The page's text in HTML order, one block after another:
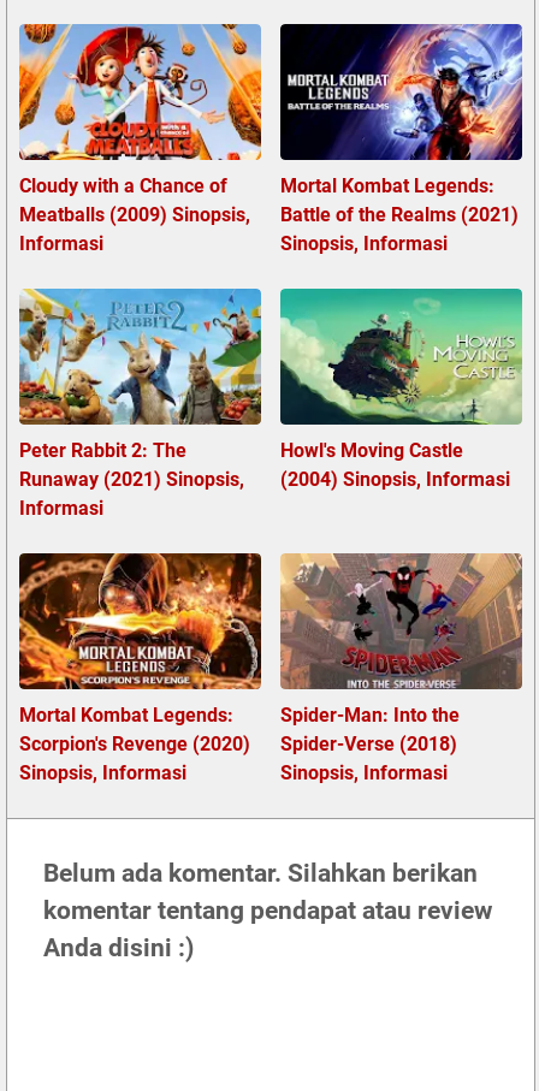
Cloudy with a Chance of
Meatballs (2009) Sinopsis,
Informasi
Mortal Kombat Legends:
Battle of the Realms (2021)
Sinopsis, Informasi
Peter Rabbit 2: The
Runaway (2021) Sinopsis,
Informasi
Howl's Moving Castle
(2004) Sinopsis, Informasi
Mortal Kombat Legends:
Scorpion's Revenge (2020)
Sinopsis, Informasi
Spider-Man: Into the
Spider-Verse (2018)
Sinopsis, Informasi
Belum ada komentar. Silahkan berikan
komentar tentang pendapat atau review
Anda disini :)